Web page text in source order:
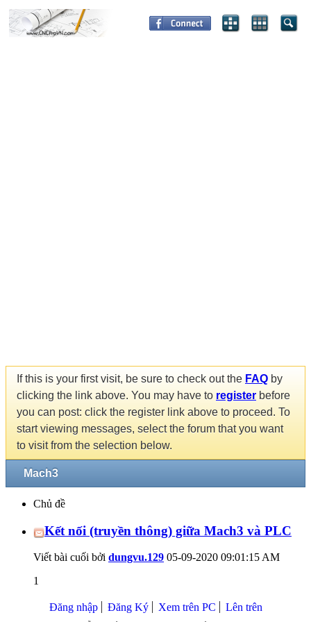
If this is your first visit, be sure to check out the FAQ by
clicking the link above. You may have to register before
you can post: click the register link above to proceed. To
start viewing messages, select the forum that you want
to visit from the selection below.
Mach3
Chủ đề
Kết nối (truyền thông) giữa Mach3 và PLC
Viết bài cuối bởi dungvu.129 05-09-2020 09:01:15 AM
1
Đăng nhập Đăng Ký Xem trên PC Lên trên